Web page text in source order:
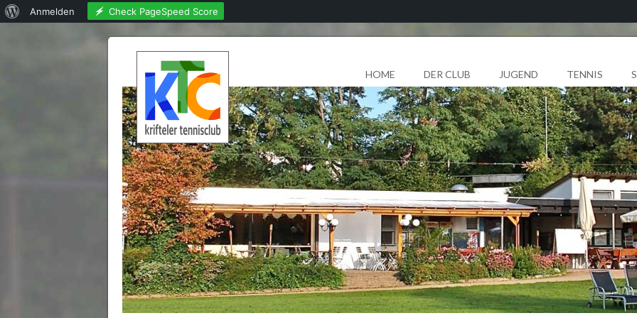
HOME DER CLUB JUGEND TENNIS
Über
Anmelden Check PageSpeed Score